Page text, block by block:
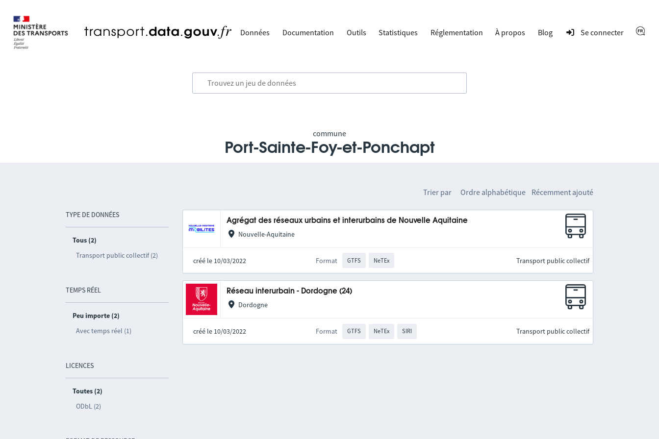
Données Documentation Outils Statistiques Réglementation À propos Blog Se connecter
commune
Port-Sainte-Foy-et-Ponchapt
TYPE DE DONNÉES
Tous (2)
Transport public collectif (2)
TEMPS RÉEL
Peu importe (2)
Avec temps réel (1)
LICENCES
Toutes (2)
ODbL (2)
Trier par Ordre alphabétique Récemment ajouté
Agrégat des réseaux urbains et interurbains de Nouvelle Aquitaine
Nouvelle-Aquitaine
créé le 10/03/2022 Format GTFS NeTEx Transport public collectif
Réseau interurbain - Dordogne (24)
Dordogne
créé le 10/03/2022 Format GTFS NeTEx SIRI Transport public collectif